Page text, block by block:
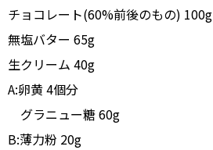
チョコレート(60%前後のもの) 100g
無塩バター 65g
生クリーム 40g
A:卵黄 4個分
グラニュー糖 60g
B:薄力粉 20g